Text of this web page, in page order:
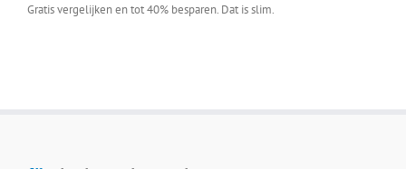
Gratis vergelijken en tot 40% besparen. Dat is slim.